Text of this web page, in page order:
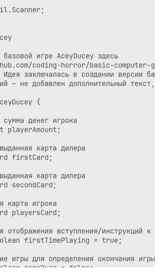
игре AceyDucey здесь
coding-horror/basic-computer-
заключалась в создании версии
— не добавлен дополнительный
{
сумма денег игрока
playerAmount;
карта дилера
firstCard;
карта дилера
secondCard;
карта игрока
playersCard;
отображения вступления/инструкций к
firstTimePlaying = true;
игры для определения окончания игры
gameOver = false;